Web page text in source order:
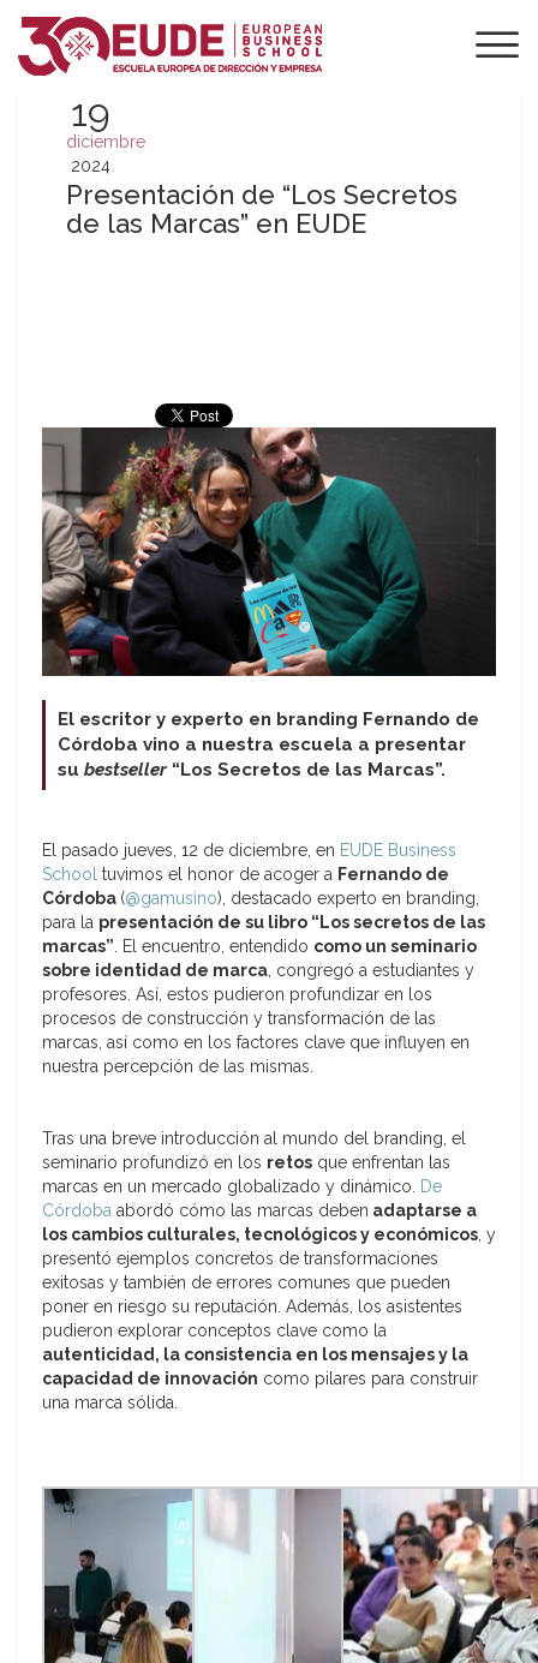
19
diciembre
2024
Presentación de “Los Secretos
de las Marcas” en EUDE
El escritor y experto en branding Fernando de
Córdoba vino a nuestra escuela a presentar
su bestseller “Los Secretos de las Marcas”.
El pasado jueves, 12 de diciembre, en EUDE Business
School tuvimos el honor de acoger a Fernando de
Córdoba (@gamusino), destacado experto en branding,
para la presentación de su libro “Los secretos de las
marcas”. El encuentro, entendido como un seminario
sobre identidad de marca, congregó a estudiantes y
profesores. Así, estos pudieron profundizar en los
procesos de construcción y transformación de las
marcas, así como en los factores clave que influyen en
nuestra percepción de las mismas.
Tras una breve introducción al mundo del branding, el
seminario profundizó en los retos que enfrentan las
marcas en un mercado globalizado y dinámico. De
Córdoba abordó cómo las marcas deben adaptarse a
los cambios culturales, tecnológicos y económicos, y
presentó ejemplos concretos de transformaciones
exitosas y también de errores comunes que pueden
poner en riesgo su reputación. Además, los asistentes
pudieron explorar conceptos clave como la
autenticidad, la consistencia en los mensajes y la
capacidad de innovación como pilares para construir
una marca sólida.